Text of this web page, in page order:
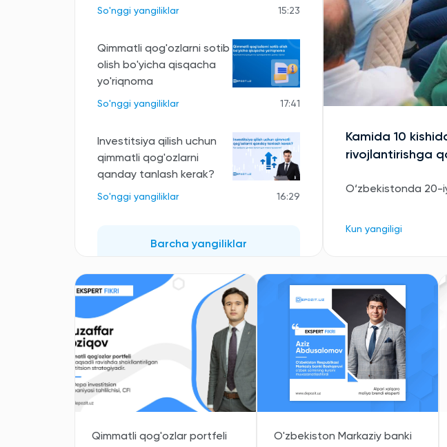
So'nggi yangiliklar 15:23
Qimmatli qog'ozlarni sotib
olish bo'yicha qisqacha
yo'riqnoma
So'nggi yangiliklar 17:41
Investitsiya qilish uchun
qimmatli qog'ozlarni
qanday tanlash kerak?
So'nggi yangiliklar 16:29
Barcha yangiliklar
Kamida 10
rivojlantirishga
O‘zbekistonda 20-
Kun yangiligi
Qimmatli qog'ozlar portfeli
O'zbekiston Markaziy banki